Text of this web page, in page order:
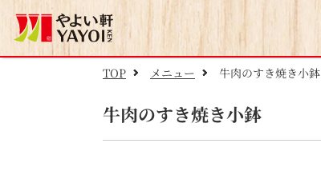
TOP メニュー 牛肉のすき焼き小鉢
牛肉のすき焼き小鉢